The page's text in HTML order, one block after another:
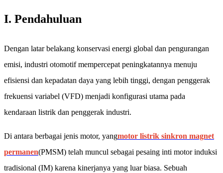
I. Pendahuluan
Dengan latar belakang konservasi energi global dan pengurangan
emisi, industri otomotif mempercepat peningkatannya menuju
efisiensi dan kepadatan daya yang lebih tinggi, dengan penggerak
frekuensi variabel (VFD) menjadi konfigurasi utama pada
kendaraan listrik dan penggerak industri.
Di antara berbagai jenis motor, yangmotor listrik sinkron magnet
permanen(PMSM) telah muncul sebagai pesaing inti motor induksi
tradisional (IM) karena kinerjanya yang luar biasa. Sebuah